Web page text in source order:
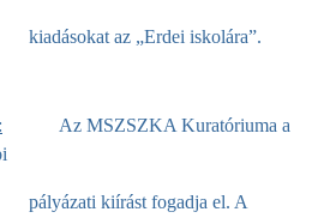
kiadásokat az „Erdei iskolára”.
Az MSZSZKA Kuratóriuma a
pályázati kiírást fogadja el. A